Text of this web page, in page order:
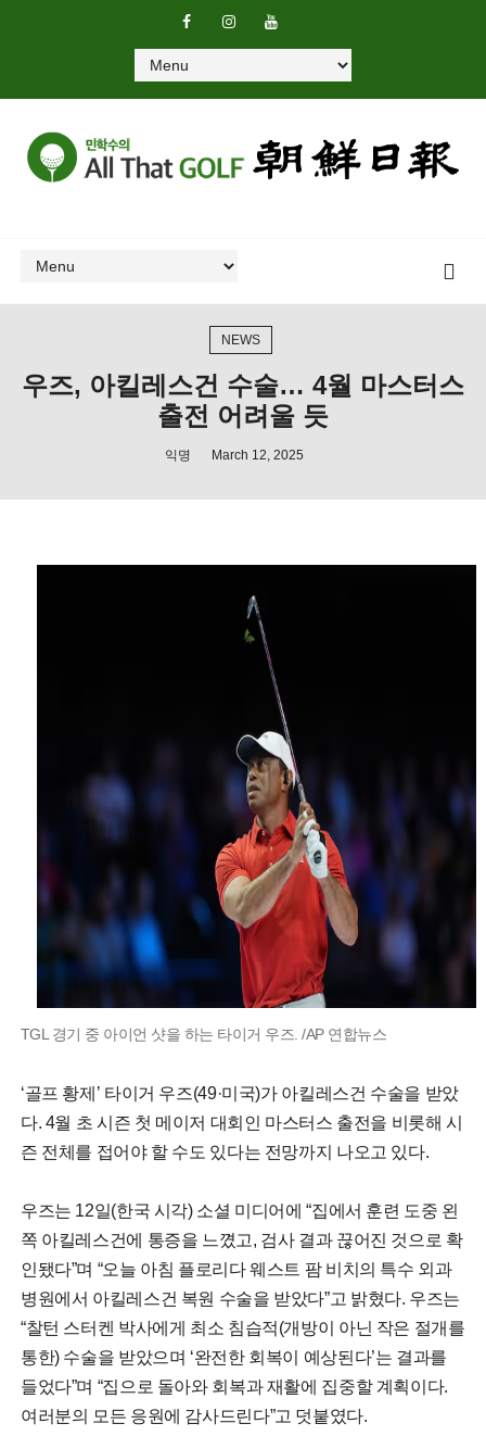
NEWS
우즈, 아킬레스건 수술… 4월 마스터스
출전 어려울 듯
익명 March 12, 2025
TGL 경기 중 아이언 샷을 하는 타이거 우즈. /AP 연합뉴스
‘골프 황제’ 타이거 우즈(49·미국)가 아킬레스건 수술을 받았
다. 4월 초 시즌 첫 메이저 대회인 마스터스 출전을 비롯해 시
즌 전체를 접어야 할 수도 있다는 전망까지 나오고 있다.
우즈는 12일(한국 시각) 소셜 미디어에 “집에서 훈련 도중 왼
쪽 아킬레스건에 통증을 느꼈고, 검사 결과 끊어진 것으로 확
인됐다”며 “오늘 아침 플로리다 웨스트 팜 비치의 특수 외과
병원에서 아킬레스건 복원 수술을 받았다”고 밝혔다. 우즈는
“찰턴 스터켄 박사에게 최소 침습적(개방이 아닌 작은 절개를
통한) 수술을 받았으며 ‘완전한 회복이 예상된다’는 결과를
들었다”며 “집으로 돌아와 회복과 재활에 집중할 계획이다.
여러분의 모든 응원에 감사드린다”고 덧붙였다.